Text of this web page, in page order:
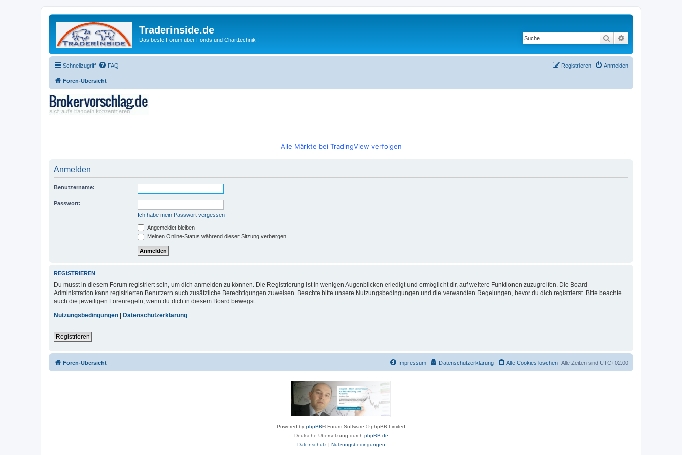
Traderinside.de
Das beste Forum über Fonds und Charttechnik ! Suche
Schnellzugriff FAQ Anmelden
Registrieren
Foren-Übersicht
Alle Märkte bei TradingView verfolgen
Anmelden
Benutzername:
Passwort:
Ich habe mein Passwort vergessen
Angemeldet bleiben
Meinen Online-Status während dieser Sitzung verbergen
REGISTRIEREN
Du musst in diesem Forum registriert sein, um dich anmelden zu können. Die Registrierung ist in wenigen Augenblicken erledigt und ermöglicht dir, auf weitere Funktionen zuzugreifen. Die Board-
Administration kann registrierten Benutzern auch zusätzliche Berechtigungen zuweisen. Beachte bitte unsere Nutzungsbedingungen und die verwandten Regelungen, bevor du dich registrierst. Bitte beachte
auch die jeweiligen Forenregeln, wenn du dich in diesem Board bewegst.
Nutzungsbedingungen
Datenschutzerklärung
Registrieren
Foren-Übersicht Alle Zeiten sind UTC+02:00
Alle Cookies löschen
Datenschutzerklärung
Impressum
Powered by phpBB® Forum Software © phpBB Limited
Deutsche Übersetzung durch phpBB.de
Datenschutz| Nutzungsbedingungen